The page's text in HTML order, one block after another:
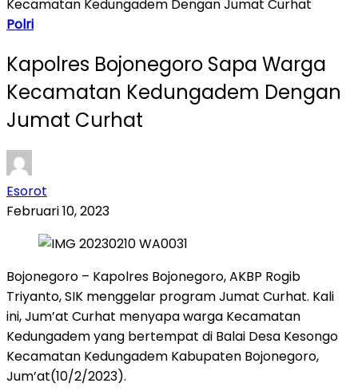
Kecamatan Kedungadem Dengan Jumat Curhat
Polri
Kapolres Bojonegoro Sapa Warga
Kecamatan Kedungadem Dengan
Jumat Curhat
Esorot
Februari 10, 2023
Bojonegoro – Kapolres Bojonegoro, AKBP Rogib
Triyanto, SIK menggelar program Jumat Curhat. Kali
ini, Jum’at Curhat menyapa warga Kecamatan
Kedungadem yang bertempat di Balai Desa Kesongo
Kecamatan Kedungadem Kabupaten Bojonegoro,
Jum’at(10/2/2023).